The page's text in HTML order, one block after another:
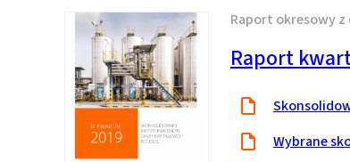
Raport okresowy z
Raport
Wybrane